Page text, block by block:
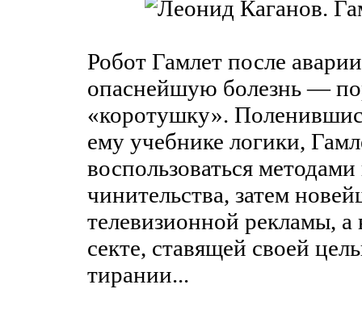
Робот Гамлет после
опаснейшую болезнь —
«коротушку».
ему учебнике логики,
воспользоваться
чинительства, затем
телевизионной рекламы, а
секте, ставящей своей
тирании...